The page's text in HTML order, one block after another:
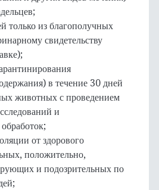
только из благополучных
свидетельству
в течение 30 дней
животных с проведением
и
от здорового
положительно,
и подозрительных по